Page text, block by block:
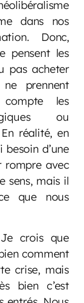
dans nos
Donc,
pensent les
pas acheter
prennent
les
ou
réalité, en
besoin d’une
rompre avec
sens, mais il
que nous
Je crois que
comment
crise, mais
bien c’est